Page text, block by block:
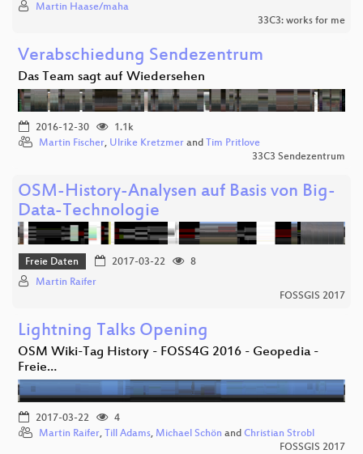
Martin Haase/maha
33C3: works for me
Verabschiedung Sendezentrum
Das Team sagt auf Wiedersehen
2016-12-30
1.1k
Martin Fischer, Ulrike Kretzmer and Tim Pritlove
33C3 Sendezentrum
OSM-History-Analysen auf Basis von Big-
Data-Technologie
Freie Daten 2017-03-22
8
Martin Raifer
FOSSGIS 2017
Lightning Talks Opening
OSM Wiki-Tag History - FOSS4G 2016 - Geopedia -
Freie…
2017-03-22
4
Martin Raifer, Till Adams, Michael Schön and Christian Strobl
FOSSGIS 2017